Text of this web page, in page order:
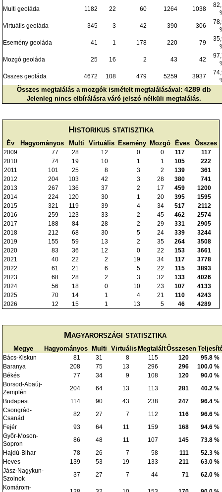
Multi geoláda
1182 22 60 1264 1038
Virtuális geoláda
345 3 42 390 306
Esemény geoláda
41 1 178 220 79
Mozgó geoláda
25 16 2 43 42
Összes geoláda
4672 108 479 5259 3937
Összes megtalálás a mozgók ismételt megtalálásával:4289 db
Jelenleg nincs elbírálásra váró jelszó nélküli megtalálás.
Historikus statisztika
Év Hagyományos Multi Virtuális Esemény Mozgó Éves Összes
2009 77 28 12 0 0 117
117
2010
74 19 10 1 1 105
222
2011
101 25 8 3 2 139
361
2012
204 103 42 3 28 380
741
2013
267 136 37 2 17 459
1200
2014
224 120 30 1 20 395
1595
2015
321 119 39 4 34 517
2112
2016
259 123 33 2 45 462
2574
2017
188 84 28 2 29 331
2905
2018
212 68 30 5 24 339
3244
2019
155 59 13 2 35 264
3508
2020
83 36 12 0 22 153
3661
2021
40 22 2 19 34 117
3778
2022
61 21 6 5 22 115
3893
2023
68 28 2 3 32 133
4026
2024
56 18 0 10 23 107
4133
2025
70 14 1 4 21 110
4243
2026
12 15 1 13 5 46 4289
Magyarországi statisztika
Megye Hagyományos Multi VirtuálisMegtaláltÖsszesen
Bács-Kiskun 81 31 8 115 120
95.8 %
Baranya
208 75 13 296 296
100.0 %
Békés
77 34 9 108 120
90.0 %
Borsod-Abaúj-
Zemplén
204 64 13 113 281
40.2 %
Budapest
114 90 43 238 247
96.4 %
Csongrád-
Csanád
82 27 7 112 116
96.6 %
Fejér
93 64 11 159 168
94.6 %
Győr-Moson-
Sopron
86 48 11 107 145
73.8 %
Hajdú-Bihar
78 26 7 58 111
52.3 %
Heves
139 53 19 133 211
63.0 %
Jász-Nagykun-
Szolnok
37 27 7 44 71
62.0 %
Komárom-